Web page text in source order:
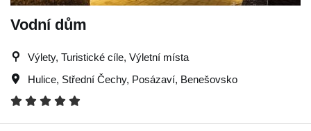
Vodní dům
Výlety, Turistické cíle, Výletní místa
Hulice, Střední Čechy, Posázaví, Benešovsko